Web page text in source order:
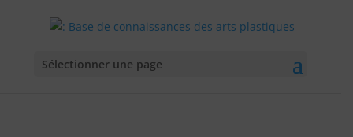
Sélectionner une page